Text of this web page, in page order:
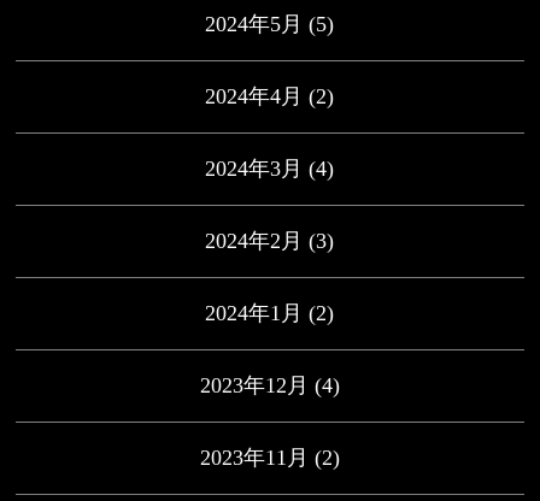
2024年5月 (5)
2024年4月 (2)
2024年3月 (4)
2024年2月 (3)
2024年1月 (2)
2023年12月 (4)
2023年11月 (2)